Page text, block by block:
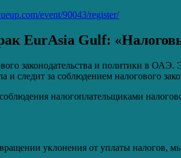
event/90043/register/
EurAsia Gulf:
законодательства и политики в
и следит за соблюдением налогового
налогоплательщиками
уклонения от уплаты